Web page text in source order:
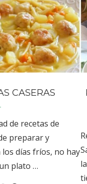
CASERAS
de recetas de
preparar y
días fríos, no hay
plato …